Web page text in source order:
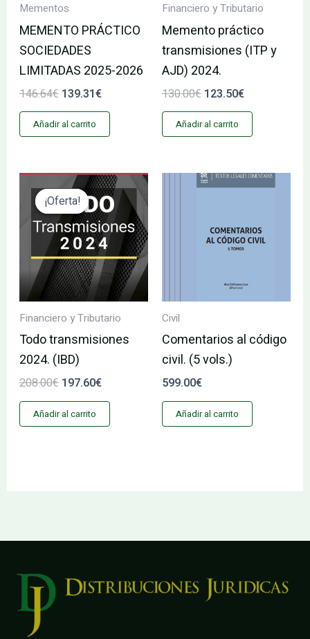
Mementos
MEMENTO PRÁCTICO
SOCIEDADES
LIMITADAS 2025-2026
146.64€ 139.31€
Añadir al carrito
Financiero y Tributario
Memento práctico
transmisiones (ITP y
AJD) 2024.
130.00€ 123.50€
Añadir al carrito
¡Oferta!
¡Oferta!
Financiero y Tributario
Todo transmisiones
2024. (IBD)
208.00€
El
precio
original
era:
208.00€.
197.60€
El
precio
actual
es:
197.60€.
Añadir al carrito
Civil
Comentarios al código
civil. (5 vols.)
599.00€
Añadir al carrito